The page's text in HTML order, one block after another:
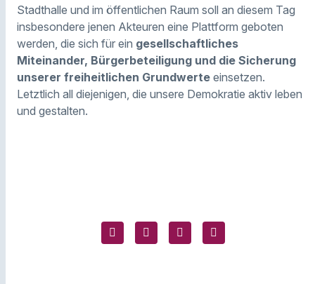
Stadthalle und im öffentlichen Raum soll an diesem Tag
insbesondere jenen Akteuren eine Plattform geboten
werden, die sich für ein gesellschaftliches
Miteinander, Bürgerbeteiligung und die Sicherung
unserer freiheitlichen Grundwerte einsetzen.
Letztlich all diejenigen, die unsere Demokratie aktiv leben
und gestalten.